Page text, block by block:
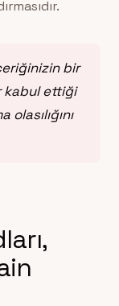
bir
kabul ettiği